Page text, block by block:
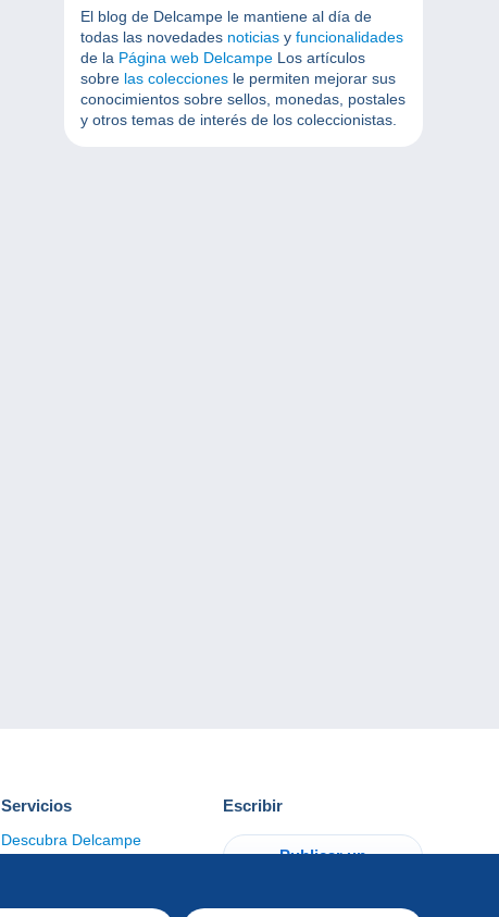
El blog de Delcampe le mantiene al día de
todas las novedades noticias y funcionalidades
de la Página web Delcampe Los artículos
sobre las colecciones le permiten mejorar sus
conocimientos sobre sellos, monedas, postales
y otros temas de interés de los coleccionistas.
Servicios
Descubra Delcampe
Escribir
Publicar un